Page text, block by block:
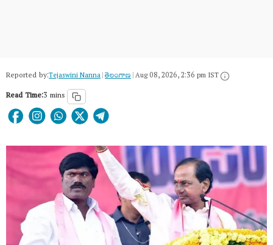
Reported by:Tejaswini Nanna|తెలంగాణ‌|Aug 08, 2026, 2:36 pm IST
Read Time:3 mins